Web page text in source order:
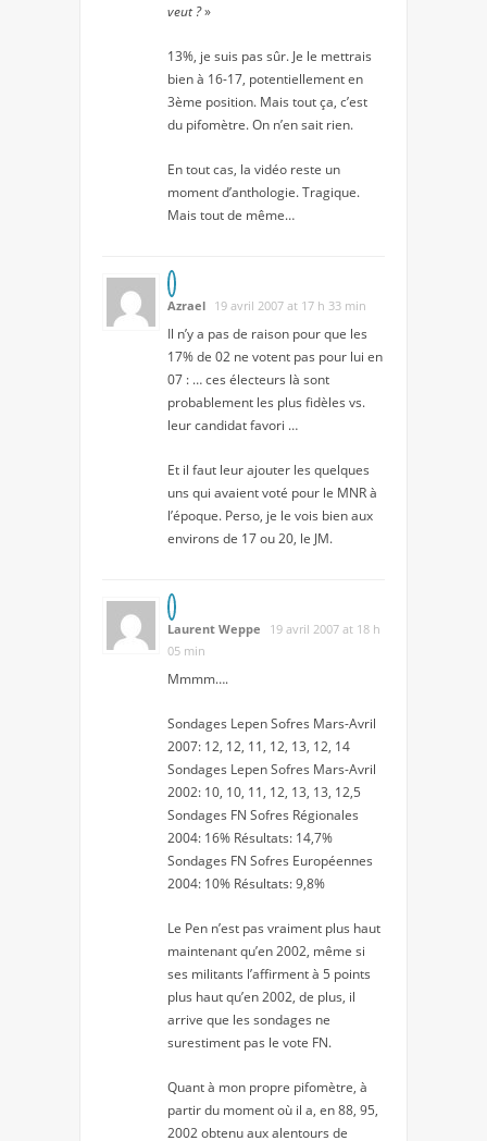
veut ?»
13%, je suis pas sûr. Je le mettrais
bien à 16-17, potentiellement en
3ème position. Mais tout ça, c’est
du pifomètre. On n’en sait rien.
En tout cas, la vidéo reste un
moment d’anthologie. Tragique.
Mais tout de même…
Azrael 19 avril 2007 at 17 h 33 min
Il n’y a pas de raison pour que les
17% de 02 ne votent pas pour lui en
07 : … ces électeurs là sont
probablement les plus fidèles vs.
leur candidat favori …
Et il faut leur ajouter les quelques
uns qui avaient voté pour le MNR à
l’époque. Perso, je le vois bien aux
environs de 17 ou 20, le JM.
Laurent Weppe
19 avril 2007 at 18 h
05 min
Mmmm….
Sondages Lepen Sofres Mars-Avril
2007: 12, 12, 11, 12, 13, 12, 14
Sondages Lepen Sofres Mars-Avril
2002: 10, 10, 11, 12, 13, 13, 12,5
Sondages FN Sofres Régionales
2004: 16% Résultats: 14,7%
Sondages FN Sofres Européennes
2004: 10% Résultats: 9,8%
Le Pen n’est pas vraiment plus haut
maintenant qu’en 2002, même si
ses militants l’affirment à 5 points
plus haut qu’en 2002, de plus, il
arrive que les sondages ne
surestiment pas le vote FN.
Quant à mon propre pifomètre, à
partir du moment où il a, en 88, 95,
2002 obtenu aux alentours de